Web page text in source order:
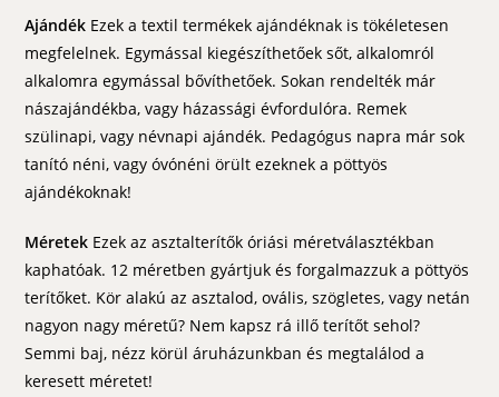
Ajándék Ezek a textil termékek ajándéknak is tökéletesen
megfelelnek. Egymással kiegészíthetőek sőt, alkalomról
alkalomra egymással bővíthetőek. Sokan rendelték már
nászajándékba, vagy házassági évfordulóra. Remek
szülinapi, vagy névnapi ajándék. Pedagógus napra már sok
tanító néni, vagy óvónéni örült ezeknek a pöttyös
ajándékoknak!
Méretek Ezek az asztalterítők óriási méretválasztékban
kaphatóak. 12 méretben gyártjuk és forgalmazzuk a pöttyös
terítőket. Kör alakú az asztalod, ovális, szögletes, vagy netán
nagyon nagy méretű? Nem kapsz rá illő terítőt sehol?
Semmi baj, nézz körül áruházunkban és megtalálod a
keresett méretet!